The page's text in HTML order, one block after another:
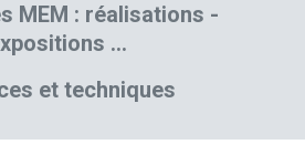
MEM : réalisations -
…
et techniques